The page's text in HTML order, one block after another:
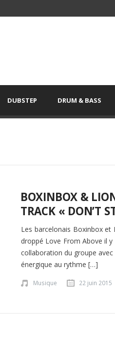
DUBSTEP DRUM & BASS
BOXINBOX &
TRACK « DON’T
Les barcelonais Boxinbox et
droppé Love From Above il
collaboration du groupe avec
énergique au rythme […]
Musique 22 juin 2015